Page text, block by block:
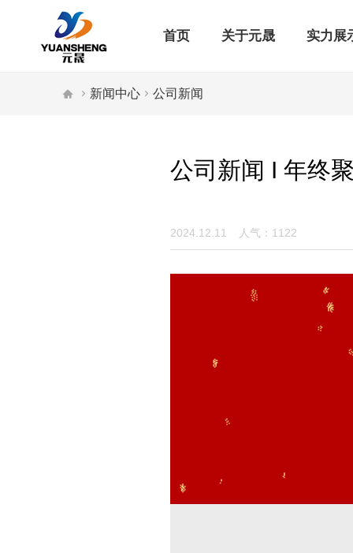
首页 关于元晟 实力展
  新闻中心  公司新闻
公司新闻 I 年终
2024.12.11 人气：1122